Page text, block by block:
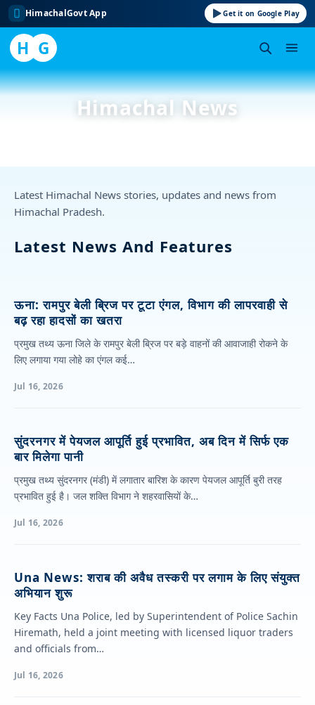
HimachalGovt App Get it on Google Play
H G
Skip
to
Himachal News
Latest Himachal News stories, updates and news from
Himachal Pradesh.
Latest News And Features
ऊना: रामपुर बेली ब्रिज पर टूटा एंगल, विभाग की लापरवाही से
बढ़ रहा हादसों का खतरा
प्रमुख तथ्य ऊना जिले के रामपुर बेली ब्रिज पर बड़े वाहनों की आवाजाही रोकने के
लिए लगाया गया लोहे का एंगल कई…
Jul 16, 2026
सुंदरनगर में पेयजल आपूर्ति हुई प्रभावित, अब दिन में सिर्फ एक
बार मिलेगा पानी
प्रमुख तथ्य सुंदरनगर (मंडी) में लगातार बारिश के कारण पेयजल आपूर्ति बुरी तरह
प्रभावित हुई है। जल शक्ति विभाग ने शहरवासियों के…
Jul 16, 2026
Una News: शराब की अवैध तस्करी पर लगाम के लिए संयुक्त
अभियान शुरू
Key Facts Una Police, led by Superintendent of Police Sachin
Hiremath, held a joint meeting with licensed liquor traders
and officials from…
Jul 16, 2026